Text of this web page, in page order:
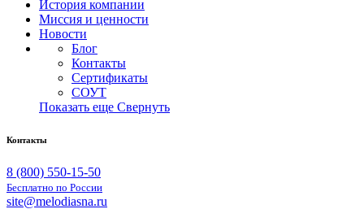
История компании
Миссия и ценности
Новости
Блог
Контакты
Сертификаты
СОУТ
Показать еще Свернуть
Контакты
8 (800) 550-15-50
Бесплатно по России
site@melodiasna.ru